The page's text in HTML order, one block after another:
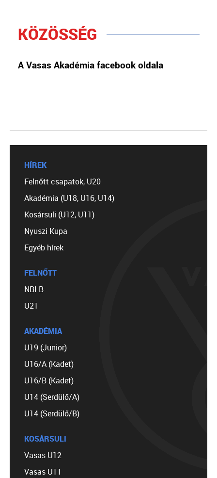
KÖZÖSSÉG
A Vasas Akadémia facebook oldala
HÍREK
Felnőtt csapatok, U20
Akadémia (U18, U16, U14)
Kosársuli (U12, U11)
Nyuszi Kupa
Egyéb hírek
FELNŐTT
NBI B
U21
AKADÉMIA
U19 (Junior)
U16/A (Kadet)
U16/B (Kadet)
U14 (Serdülő/A)
U14 (Serdülő/B)
KOSÁRSULI
Vasas U12
Vasas U11